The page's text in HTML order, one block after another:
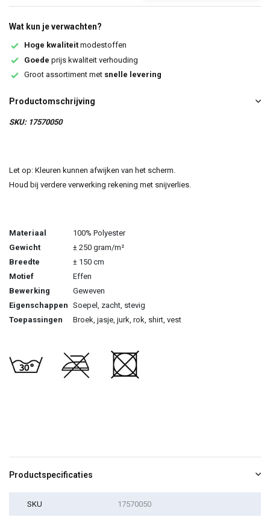
Wat kun je verwachten?
Hoge kwaliteit modestoffen
Goede prijs kwaliteit verhouding
Groot assortiment met snelle levering
Productomschrijving
SKU: 17570050
Let op: Kleuren kunnen afwijken van het scherm.
Houd bij verdere verwerking rekening met snijverlies.
Materiaal
100% Polyester
Gewicht
± 250 gram/m²
Breedte
± 150 cm
Motief
Effen
Bewerking
Geweven
Eigenschappen Soepel, zacht, stevig
Toepassingen
Broek, jasje, jurk, rok, shirt, vest
Productspecificaties
SKU 17570050